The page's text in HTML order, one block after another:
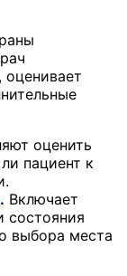
оценить
пациент к
. Включает
состояния
выбора места